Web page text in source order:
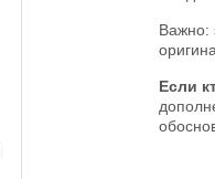
Важно:
Если